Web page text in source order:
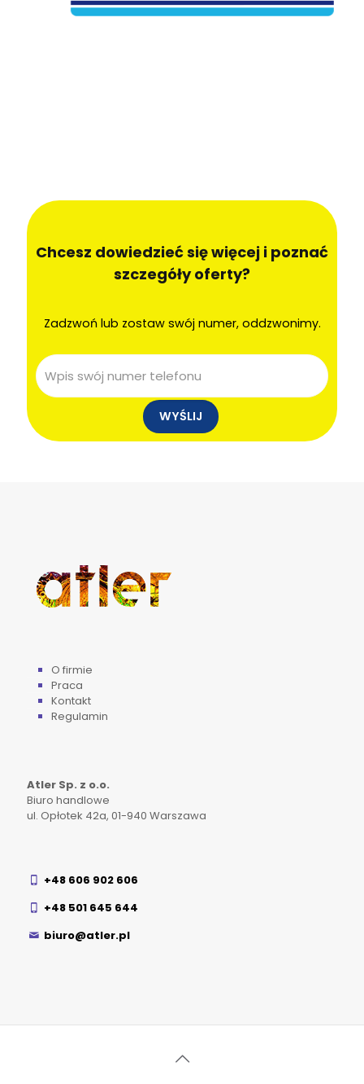
Chcesz dowiedzieć się więcej i poznać
szczegóły oferty?
Zadzwoń lub zostaw swój numer, oddzwonimy.
O firmie
Praca
Kontakt
Regulamin
Atler Sp. z o.o.
Biuro handlowe
ul. Opłotek 42a, 01-940 Warszawa
+48 606 902 606
+48 501 645 644
biuro@atler.pl